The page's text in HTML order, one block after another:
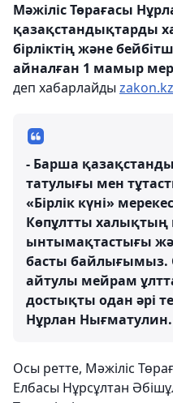
Мәжіліс Төрағасы
қазақстандықтарды
бірліктің және
айналған 1 мамыр
деп хабарлайды zakon.kz
- Барша
татулығы мен
«Бірлік күні»
Көпұлтты
ынтымақтастығы
басты байлығымыз.
айтулы мейрам
достықты одан әрі
Нұрлан Нығматулин.
Осы ретте, Мәжіліс
Елбасы Нұрсұлтан